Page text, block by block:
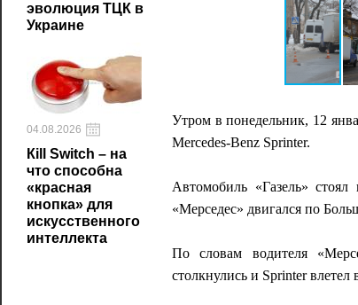
эволюция ТЦК в
Украине
04.08.2026
Кill Switch – на
что способна
«красная
кнопка» для
искусственного
интеллекта
Утром в понедельник, 12
Mercedes-Benz Sprinter.
Автомобиль «Газель»
«Мерседес» двигался по
По словам водителя
столкнулись и Sprinter влетел